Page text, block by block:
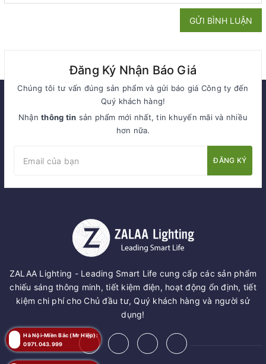
GỬI BÌNH LUẬN
Đăng Ký Nhận Báo Giá
Chúng tôi tư vấn đúng sản phẩm và gửi báo giá Công ty đến
Quý khách hàng!
Nhậnthông tin sản phẩm mới nhất, tin khuyến mãi và nhiều
hơn nữa.
ĐĂNG KÝ
ZALAA Lighting - Leading Smart Life cung cấp các sản phẩm
chiếu sáng thông minh, tiết kiệm điện, hoạt động ổn định, tiết
kiệm chi phí cho Chủ đầu tư, Quý khách hàng và người sử
dụng!
Hà Nội-Miền Bắc (Mr Hiệp):
0971.043.999